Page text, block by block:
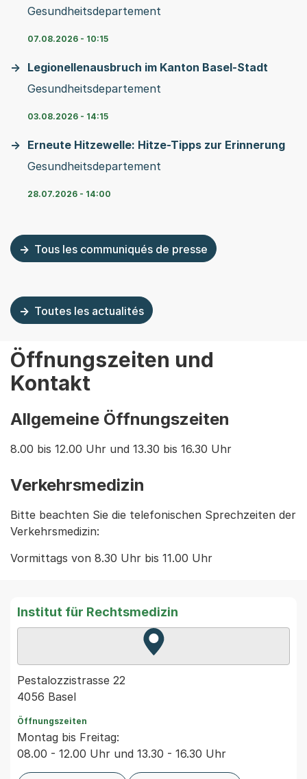
Gesundheitsdepartement
07.08.2026 - 10:15
Legionellenausbruch im Kanton Basel-Stadt
Gesundheitsdepartement
03.08.2026 - 14:15
Erneute Hitzewelle: Hitze-Tipps zur Erinnerung
Gesundheitsdepartement
28.07.2026 - 14:00
Tous les communiqués de presse
Toutes les actualités
Öffnungszeiten und
Kontakt
Allgemeine Öffnungszeiten
8.00 bis 12.00 Uhr und 13.30 bis 16.30 Uhr
Verkehrsmedizin
Bitte beachten Sie die telefonischen Sprechzeiten der
Verkehrsmedizin:
Vormittags von 8.30 Uhr bis 11.00 Uhr
Institut für Rechtsmedizin
Zur Karte von MapBS.
Externer Link, wird in einem
Pestalozzistrasse 22
4056 Basel
Öffnungszeiten
Montag bis Freitag:
08.00 - 12.00 Uhr und 13.30 - 16.30 Uhr